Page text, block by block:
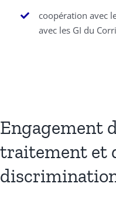
coopération avec
avec les GI du
Engagement
traitement et